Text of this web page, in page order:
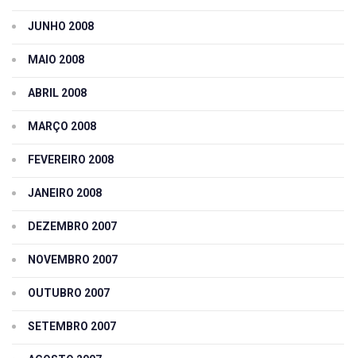
JUNHO 2008
MAIO 2008
ABRIL 2008
MARÇO 2008
FEVEREIRO 2008
JANEIRO 2008
DEZEMBRO 2007
NOVEMBRO 2007
OUTUBRO 2007
SETEMBRO 2007